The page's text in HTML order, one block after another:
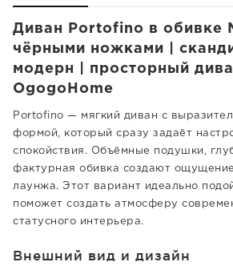
Диван Portofino в обивке
чёрными ножками |
модерн | просторный
OgogoHome
Portofino — мягкий диван с
формой, который сразу задаёт
спокойствия. Объёмные подушки,
фактурная обивка создают
лаунжа. Этот вариант идеально
поможет создать атмосферу
статусного интерьера.
Внешний вид и дизайн